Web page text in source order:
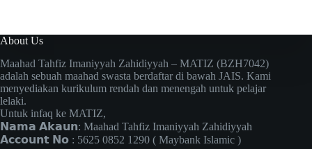
About Us
Maahad Tahfiz Imaniyyah Zahidiyyah – MATIZ (BZH7042)
adalah sebuah maahad swasta berdaftar di bawah JAIS. Kami
menyediakan kurikulum rendah dan menengah untuk pelajar
lelaki.
Untuk infaq ke MATIZ,
𝗡𝗮𝗺𝗮 𝗔𝗸𝗮𝘂𝗻: Maahad Tahfiz Imaniyyah Zahidiyyah
𝗔𝗰𝗰𝗼𝘂𝗻𝘁 𝗡𝗼 : 5625 0852 1290 ( Maybank Islamic )